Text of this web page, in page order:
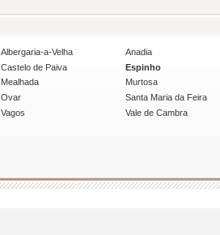
Albergaria-a-Velha
Anadia
Castelo de Paiva
Espinho
Mealhada
Murtosa
Ovar
Santa Maria da Feira
Vagos Vale de Cambra